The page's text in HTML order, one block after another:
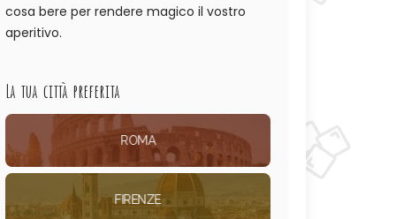
cosa bere per rendere magico il vostro
aperitivo.
La tua città preferita
ROMA
FIRENZE